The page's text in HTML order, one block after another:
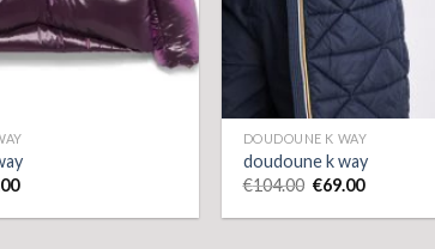
DOUDOUNE K WAY
doudoune k way
€104.00 €69.00